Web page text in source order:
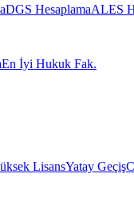
DGS HesaplamaALES
En İyi Hukuk Fak.
LisansYatay Geçiş